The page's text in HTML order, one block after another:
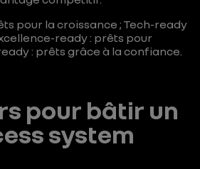
pour la croissance ; Tech-ready
ready : prêts pour
: prêts grâce à la confiance.
pour bâtir un
system
ce-
re
ad
re
nd
re
ser
les
pa
pr